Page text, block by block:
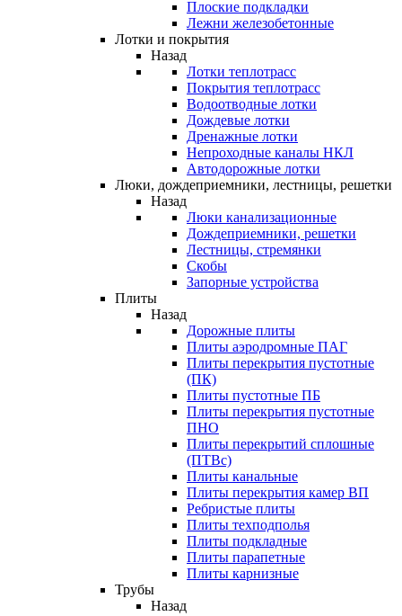
Плоские подкладки
Лежни железобетонные
Лотки и покрытия
Назад
Лотки теплотрасс
Покрытия теплотрасс
Водоотводные лотки
Дождевые лотки
Дренажные лотки
Непроходные каналы НКЛ
Автодорожные лотки
Люки, дождеприемники, лестницы, решетки
Назад
Люки канализационные
Дождеприемники, решетки
Лестницы, стремянки
Скобы
Запорные устройства
Плиты
Назад
Дорожные плиты
Плиты аэродромные ПАГ
Плиты перекрытия пустотные
(ПК)
Плиты пустотные ПБ
Плиты перекрытия пустотные
ПНО
Плиты перекрытий сплошные
(ПТВс)
Плиты канальные
Плиты перекрытия камер ВП
Ребристые плиты
Плиты техподполья
Плиты подкладные
Плиты парапетные
Плиты карнизные
Трубы
Назад